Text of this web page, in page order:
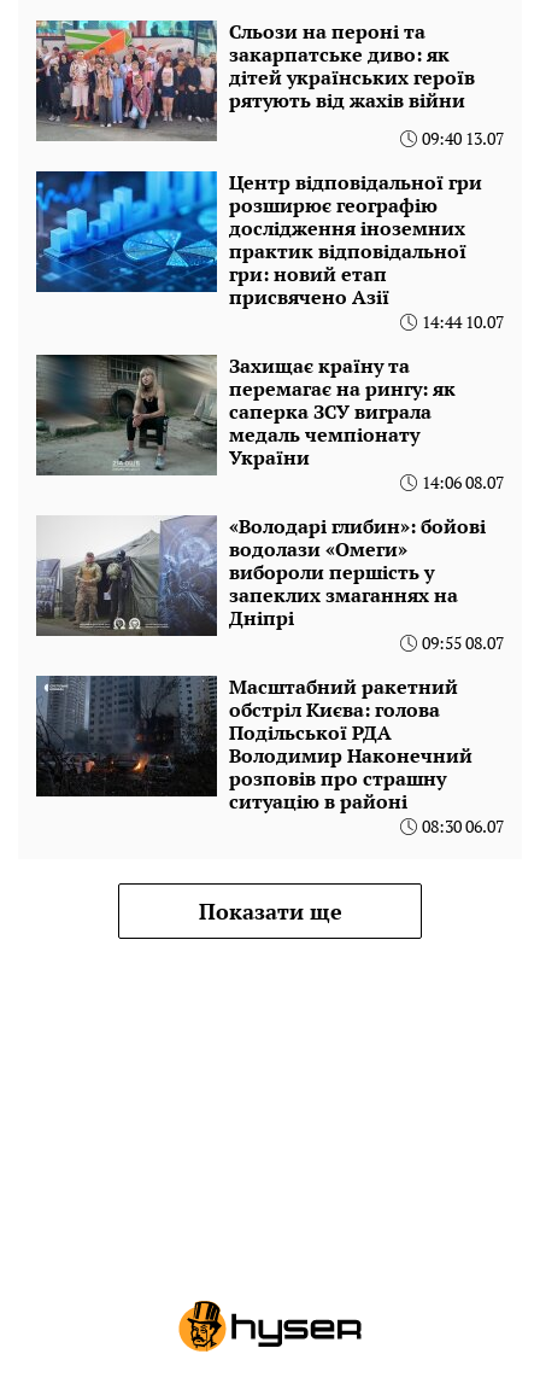
Сльози на пероні та
закарпатське диво: як
дітей українських героїв
рятують від жахів війни
09:40 13.07
Центр відповідальної гри
розширює географію
дослідження іноземних
практик відповідальної
гри: новий етап
присвячено Азії
14:44 10.07
Захищає країну та
перемагає на рингу: як
саперка ЗСУ виграла
медаль чемпіонату
України
14:06 08.07
«Володарі глибин»: бойові
водолази «Омеги»
вибороли першість у
запеклих змаганнях на
Дніпрі
09:55 08.07
Масштабний ракетний
обстріл Києва: голова
Подільської РДА
Володимир Наконечний
розповів про страшну
ситуацію в районі
08:30 06.07
Показати ще